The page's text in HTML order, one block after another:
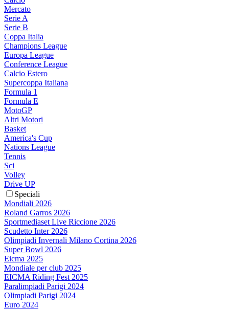
Mercato
Serie A
Serie B
Coppa Italia
Champions League
Europa League
Conference League
Calcio Estero
Supercoppa Italiana
Formula 1
Formula E
MotoGP
Altri Motori
Basket
America's Cup
Nations League
Tennis
Sci
Volley
Drive UP
Speciali
Mondiali 2026
Roland Garros 2026
Sportmediaset Live Riccione 2026
Scudetto Inter 2026
Olimpiadi Invernali Milano Cortina 2026
Super Bowl 2026
Eicma 2025
Mondiale per club 2025
EICMA Riding Fest 2025
Paralimpiadi Parigi 2024
Olimpiadi Parigi 2024
Euro 2024